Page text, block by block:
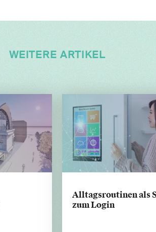
WEITERE ARTIKEL
Alltagsroutinen als
zum Login